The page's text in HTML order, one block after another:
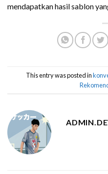
mendapatkan hasil sablon
This entry was posted in